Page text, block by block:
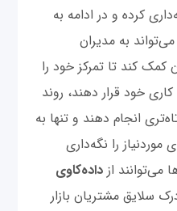
کرده و در ادامه به
به مدیران
کند تا تمرکز خود را
خود قرار دهند، روند
انجام دهند و تنها به
موردنیاز را نگه‌داری
می‌توانند ازداده‌کاوی
سلایق مشتریان بازار